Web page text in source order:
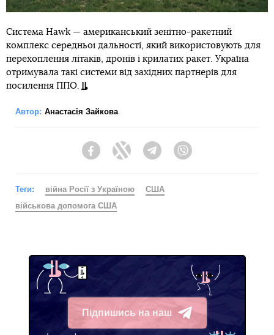
Система Hawk — американський зенітно-ракетний
комплекс середньої дальності, який використовують для
перехоплення літаків, дронів і крилатих ракет. Україна
отримувала такі системи від західних партнерів для
посилення ППО.
Автор: Анастасія Зайкова
FacebookTwitter Telegram
Теги: війна Росії з Україною
США
військова допомога США
Підпишись на наш
Telegram